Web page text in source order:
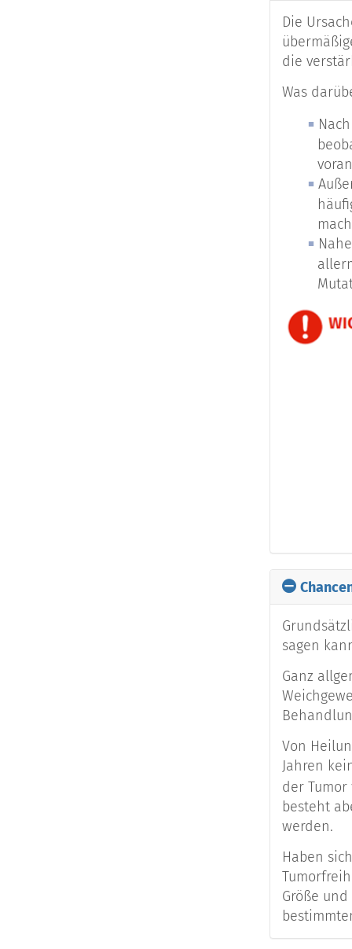
DFSP
Tumore
dem
des
entartet,
sie als
der
Die
die
Was
sagen
Ganz
Von
Jahren
der
besteht
werden.
Haben
Größe